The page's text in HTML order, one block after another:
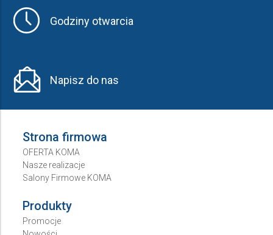
Godziny otwarcia
Napisz do nas
Strona firmowa
OFERTA KOMA
Nasze realizacje
Salony Firmowe KOMA
Produkty
Promocje